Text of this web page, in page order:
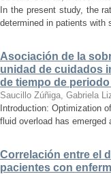
In the present study, the
determined in patients
Asociación de la
unidad de cuidados
de tiempo de periodo
Saucillo Zúñiga, Gabriela
Introduction: Optimization
fluid overload has
Correlación entre el
pacientes con